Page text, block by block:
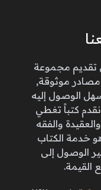
تقديم مجموعة
موثوقة,
الوصول إليه
كتباً تغطي
والفقه
خدمة الكتاب
الوصول إلى
القيمة.